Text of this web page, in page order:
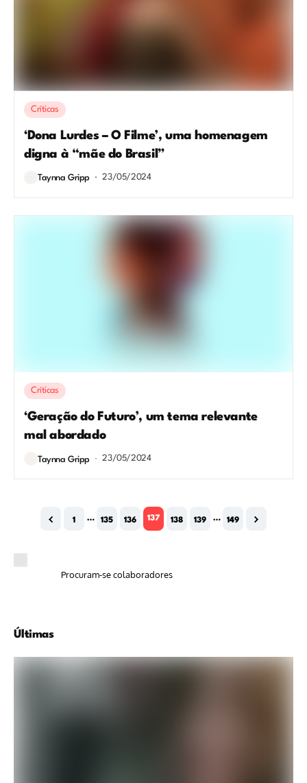
Críticas
‘Dona Lurdes – O Filme’, uma homenagem
digna à “mãe do Brasil”
Taynna Gripp 23/05/2024
Críticas
‘Geração do Futuro’, um tema relevante
mal abordado
Taynna Gripp 23/05/2024
1 … 135 136 137 138 139 … 149
Procuram-se colaboradores
Últimas